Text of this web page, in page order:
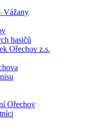
Vážany
hasičů
Ořechov z.s.
Ořechov